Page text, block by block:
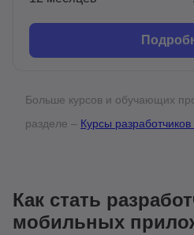
Больше курсов и обучающих
разделе – Курсы
Как стать
мобильных